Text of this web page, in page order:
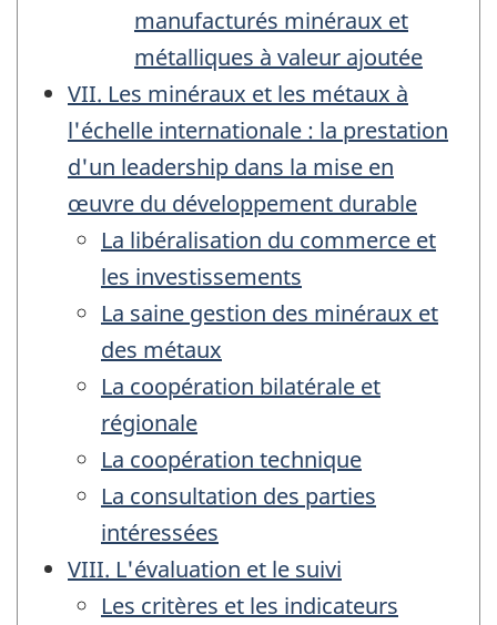
manufacturés minéraux et
métalliques à valeur ajoutée
VII. Les minéraux et les métaux à
l'échelle internationale : la prestation
d'un leadership dans la mise en
œuvre du développement durable
La libéralisation du commerce et
les investissements
La saine gestion des minéraux et
des métaux
La coopération bilatérale et
régionale
La coopération technique
La consultation des parties
intéressées
VIII. L'évaluation et le suivi
Les critères et les indicateurs